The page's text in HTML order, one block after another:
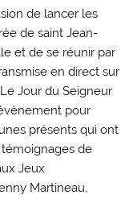
de lancer les
de saint Jean-
et de se réunir par
en direct sur
Jour du Seigneur
pour
présents qui ont
témoignages de
Jeux
Martineau,